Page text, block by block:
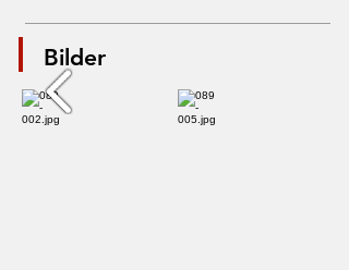
Bilder